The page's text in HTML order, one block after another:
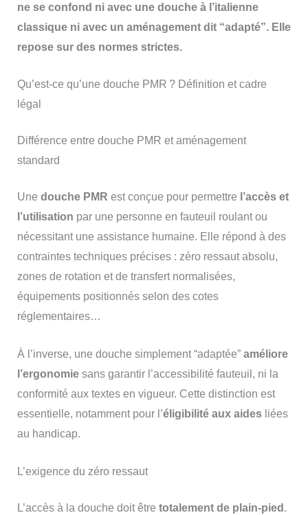
ne se confond ni avec une douche à l’italienne
classique ni avec un aménagement dit “adapté”. Elle
repose sur des normes strictes.
Qu’est-ce qu’une douche PMR ? Définition et cadre
légal
Différence entre douche PMR et aménagement
standard
Une douche PMR est conçue pour permettre l’accès et
l’utilisation par une personne en fauteuil roulant ou
nécessitant une assistance humaine. Elle répond à des
contraintes techniques précises : zéro ressaut absolu,
zones de rotation et de transfert normalisées,
équipements positionnés selon des cotes
réglementaires…
À l’inverse, une douche simplement “adaptée” améliore
l’ergonomiesans garantir l’accessibilité fauteuil, ni la
conformité aux textes en vigueur. Cette distinction est
essentielle, notamment pour l’éligibilité aux aidesliées
au handicap.
L’exigence du zéro ressaut
L’accès à la douche doit être totalement de plain-pied .